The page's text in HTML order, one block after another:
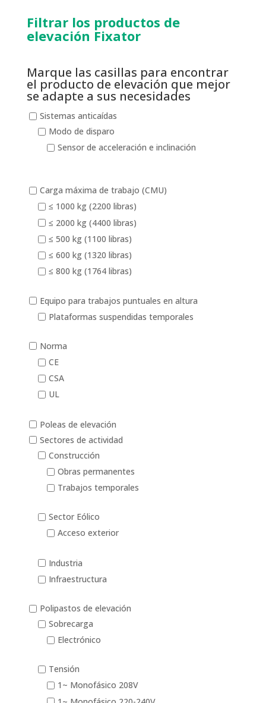
Filtrar los productos de
elevación Fixator
Marque las casillas para encontrar
el producto de elevación que mejor
se adapte a sus necesidades
Sistemas anticaídas
Modo de disparo
Sensor de acceleración e inclinación
Carga máxima de trabajo (CMU)
≤ 1000 kg (2200 libras)
≤ 2000 kg (4400 libras)
≤ 500 kg (1100 libras)
≤ 600 kg (1320 libras)
≤ 800 kg (1764 libras)
Equipo para trabajos puntuales en altura
Plataformas suspendidas temporales
Norma
CE
CSA
UL
Poleas de elevación
Sectores de actividad
Construcción
Obras permanentes
Trabajos temporales
Sector Eólico
Acceso exterior
Industria
Infraestructura
Polipastos de elevación
Sobrecarga
Electrónico
Tensión
1~ Monofásico 208V